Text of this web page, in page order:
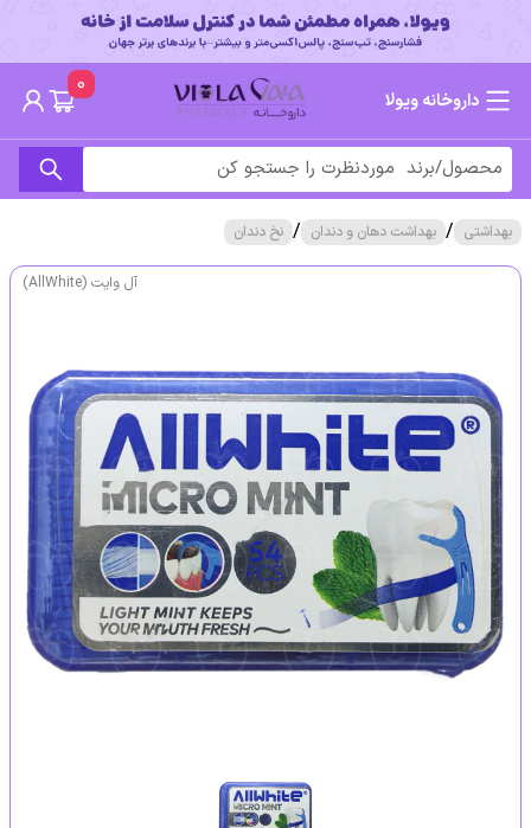
داروخانه ویولا
0
بهداشتی / بهداشت دهان و دندان / نخ دندان
آل وایت (AllWhite)